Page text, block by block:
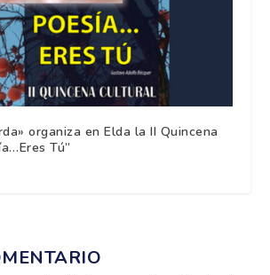
organiza en Elda la II Quincena
Tú”